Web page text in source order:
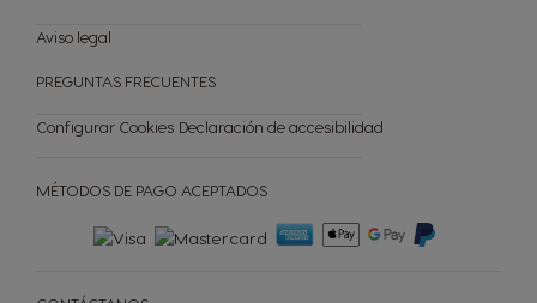
MÉTODOS DE PAGO ACEPTADOS
Aviso legal
PREGUNTAS FRECUENTES
Configurar Cookies Declaración de accesibilidad